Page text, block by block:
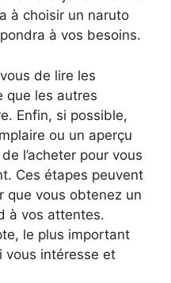
à choisir un naruto
à vos besoins.
de lire les
que les autres
Enfin, si possible,
ou un aperçu
l’acheter pour vous
Ces étapes peuvent
que vous obtenez un
à vos attentes.
le plus important
vous intéresse et